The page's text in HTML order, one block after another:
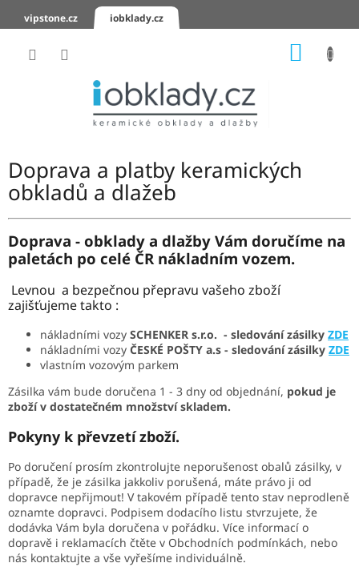
vipstone.cz iobklady.cz
KERAMICKÉ
OBKLADY
KERAMICKÉ
DLAŽBY
SCHODOVKY
PARAPETY
NEJLEVNĚJŠÍ
SÉRIE
A
DLAŽEB
Naše
prodejna
Značky
Doprava a platby keramických
obkladů a dlažeb
Doprava - obklady a dlažby Vám doručíme na
paletách po celé ČR nákladním vozem.
Levnou a bezpečnou přepravu vašeho zboží
zajišťujeme takto :
nákladními vozy SCHENKER s.r.o. - sledování zásilky ZDE
nákladními vozy ČESKÉ POŠTY a.s - sledování zásilky ZDE
vlastním vozovým parkem
Zásilka vám bude doručena 1 - 3 dny od objednání, pokud je
zboží v dostatečném množství skladem.
Pokyny k převzetí zboží.
Po doručení prosím zkontrolujte neporušenost obalů zásilky, v
případě, že je zásilka jakkoliv porušená, máte právo ji od
dopravce nepřijmout! V takovém případě tento stav neprodleně
oznamte dopravci. Podpisem dodacího listu stvrzujete, že
dodávka Vám byla doručena v pořádku. Více informací o
dopravě i reklamacích čtěte v Obchodních podmínkách, nebo
nás kontaktujte a vše vyřešíme individuálně.